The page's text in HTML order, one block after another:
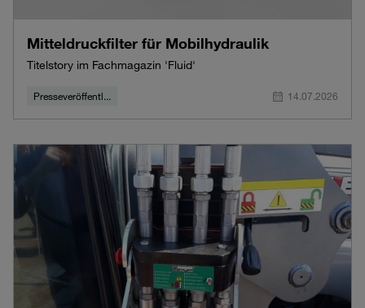
Mitteldruckfilter für Mobilhydraulik
Titelstory im Fachmagazin 'Fluid'
Presseveröffentl... 14.07.2026